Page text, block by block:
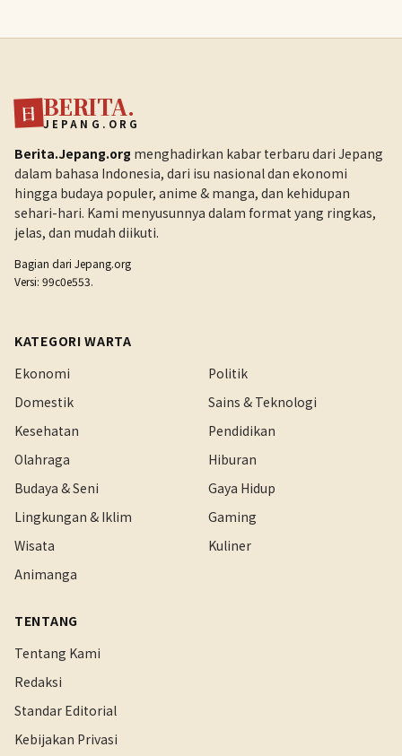
日 BERITA.
JEPANG.ORG
Berita.Jepang.org menghadirkan kabar terbaru dari Jepang
dalam bahasa Indonesia, dari isu nasional dan ekonomi
hingga budaya populer, anime & manga, dan kehidupan
sehari-hari. Kami menyusunnya dalam format yang ringkas,
jelas, dan mudah diikuti.
Bagian dari Jepang.org
Versi: 99c0e553.
KATEGORI WARTA
Ekonomi
Politik
Domestik
Sains & Teknologi
Kesehatan
Pendidikan
Olahraga
Hiburan
Budaya & Seni
Gaya Hidup
Lingkungan & Iklim
Gaming
Wisata
Kuliner
Animanga
TENTANG
Tentang Kami
Redaksi
Standar Editorial
Kebijakan Privasi